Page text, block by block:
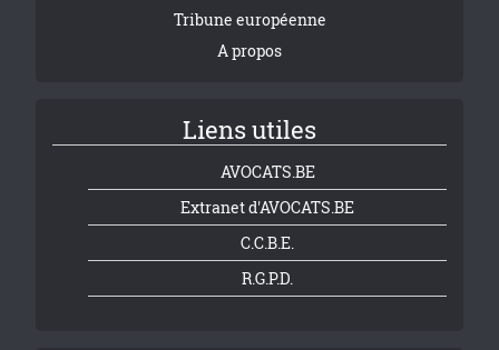
Tribune européenne
A propos
Liens utiles
AVOCATS.BE
Extranet d'AVOCATS.BE
C.C.B.E.
R.G.P.D.